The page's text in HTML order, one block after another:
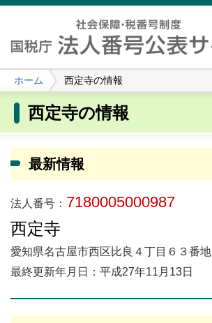
ホーム 西定寺の情報
西定寺の情報
最新情報
法人番号： 7180005000987
西定寺
愛知県名古屋市西区比良４丁目６３番地
最終更新年月日：平成27年11月13日